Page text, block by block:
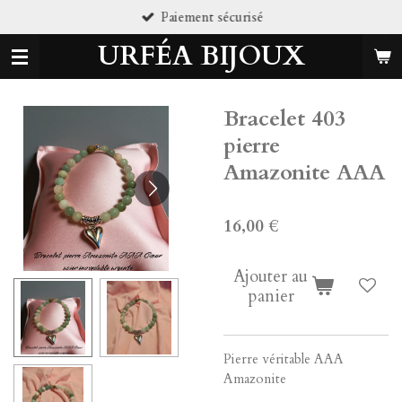
au
contenu
principal
URFÉA BIJOUX
Paiement sécurisé
Bracelet 403
pierre
Amazonite AAA
16,00 €
Ajouter au
panier
Pierre véritable AAA
Amazonite